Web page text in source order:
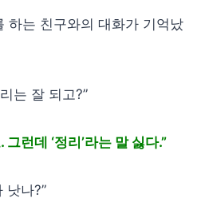
하는 친구와의 대화가 기억났
는 잘 되고?”
런데 ‘정리’라는 말 싫다.”
낫나?”